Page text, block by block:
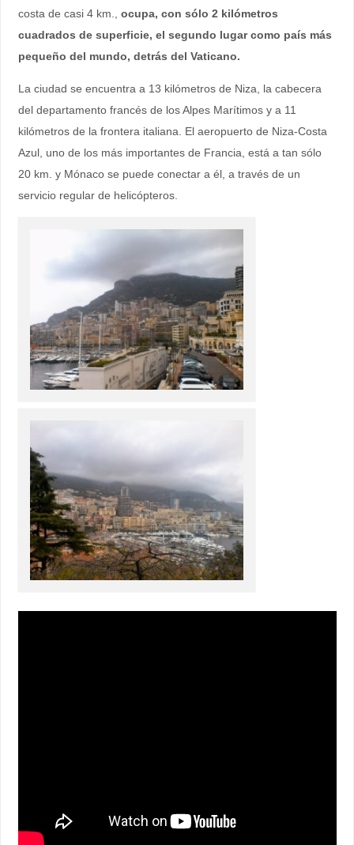
costa de casi 4 km., ocupa, con sólo 2 kilómetros
cuadrados de superficie, el segundo lugar como país más
pequeño del mundo, detrás del Vaticano.
La ciudad se encuentra a 13 kilómetros de Niza, la cabecera
del departamento francés de los Alpes Marítimos y a 11
kilómetros de la frontera italiana. El aeropuerto de Niza-Costa
Azul, uno de los más importantes de Francia, está a tan sólo
20 km. y Mónaco se puede conectar a él, a través de un
servicio regular de helicópteros.